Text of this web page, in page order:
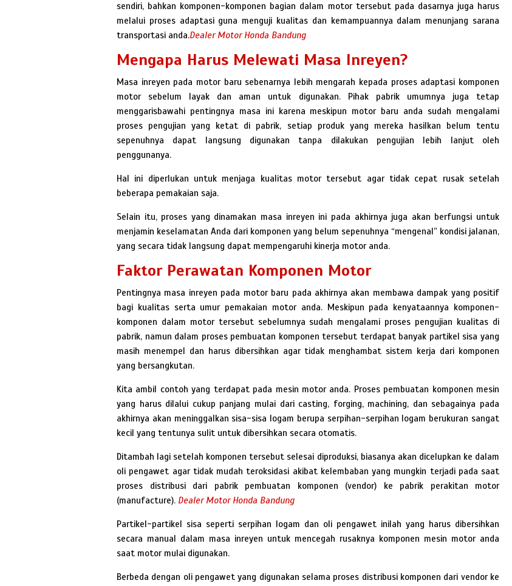
sendiri, bahkan komponen-komponen bagian dalam motor tersebut pada dasarnya juga harus
melalui proses adaptasi guna menguji kualitas dan kemampuannya dalam menunjang sarana
transportasi anda.Dealer Motor Honda Bandung
Mengapa Harus Melewati Masa Inreyen?
Masa inreyen pada motor baru sebenarnya lebih mengarah kepada proses adaptasi komponen
motor sebelum layak dan aman untuk digunakan. Pihak pabrik umumnya juga tetap
menggarisbawahi pentingnya masa ini karena meskipun motor baru anda sudah mengalami
proses pengujian yang ketat di pabrik, setiap produk yang mereka hasilkan belum tentu
sepenuhnya dapat langsung digunakan tanpa dilakukan pengujian lebih lanjut oleh
penggunanya.
Hal ini diperlukan untuk menjaga kualitas motor tersebut agar tidak cepat rusak setelah
beberapa pemakaian saja.
Selain itu, proses yang dinamakan masa inreyen ini pada akhirnya juga akan berfungsi untuk
menjamin keselamatan Anda dari komponen yang belum sepenuhnya “mengenal” kondisi jalanan,
yang secara tidak langsung dapat mempengaruhi kinerja motor anda.
Faktor Perawatan Komponen Motor
Pentingnya masa inreyen pada motor baru pada akhirnya akan membawa dampak yang positif
bagi kualitas serta umur pemakaian motor anda. Meskipun pada kenyataannya komponen-
komponen dalam motor tersebut sebelumnya sudah mengalami proses pengujian kualitas di
pabrik, namun dalam proses pembuatan komponen tersebut terdapat banyak partikel sisa yang
masih menempel dan harus dibersihkan agar tidak menghambat sistem kerja dari komponen
yang bersangkutan.
Kita ambil contoh yang terdapat pada mesin motor anda. Proses pembuatan komponen mesin
yang harus dilalui cukup panjang mulai dari casting, forging, machining, dan sebagainya pada
akhirnya akan meninggalkan sisa-sisa logam berupa serpihan-serpihan logam berukuran sangat
kecil yang tentunya sulit untuk dibersihkan secara otomatis.
Ditambah lagi setelah komponen tersebut selesai diproduksi, biasanya akan dicelupkan ke dalam
oli pengawet agar tidak mudah teroksidasi akibat kelembaban yang mungkin terjadi pada saat
proses distribusi dari pabrik pembuatan komponen (vendor) ke pabrik perakitan motor
(manufacture). Dealer Motor Honda Bandung
Partikel-partikel sisa seperti serpihan logam dan oli pengawet inilah yang harus dibersihkan
secara manual dalam masa inreyen untuk mencegah rusaknya komponen mesin motor anda
saat motor mulai digunakan.
Berbeda dengan oli pengawet yang digunakan selama proses distribusi komponen dari vendor ke